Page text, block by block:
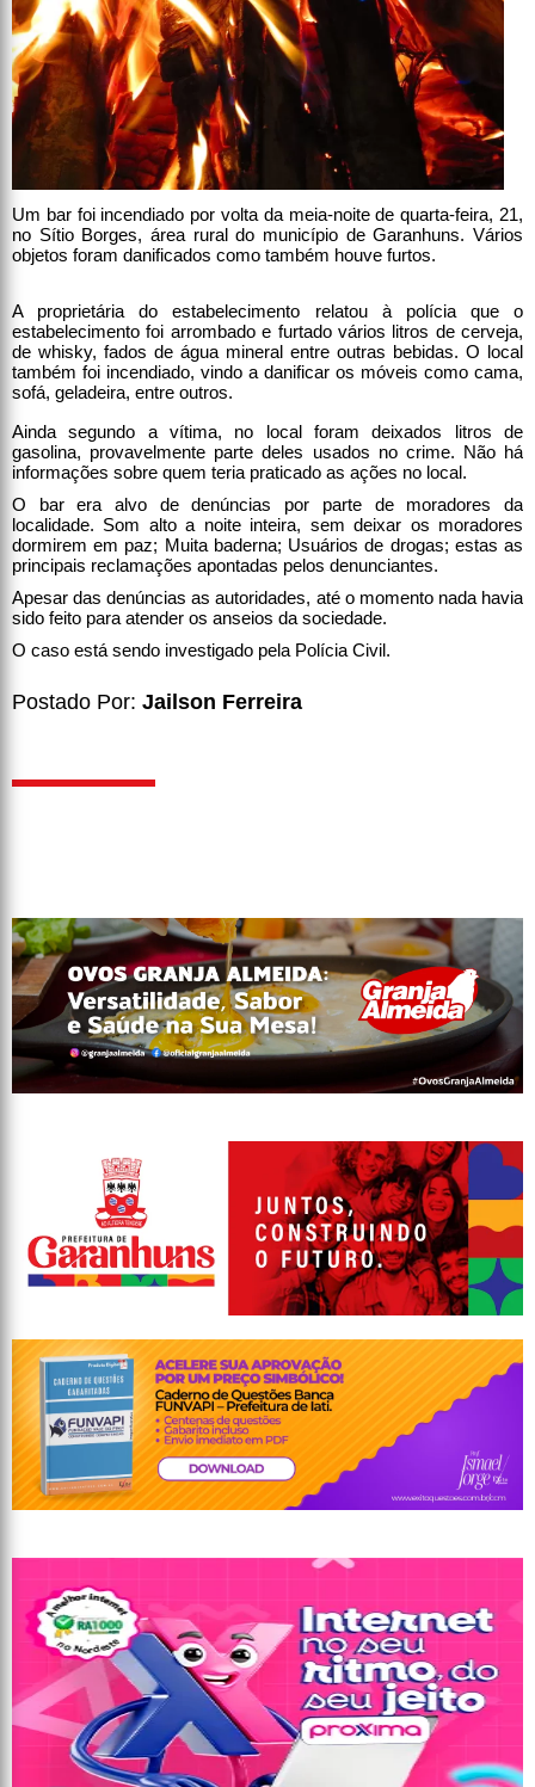
Um bar foi incendiado por volta da meia-noite de quarta-feira, 21,
no Sítio Borges, área rural do município de Garanhuns. Vários
objetos foram danificados como também houve furtos.
A proprietária do estabelecimento relatou à polícia que o
estabelecimento foi arrombado e furtado vários litros de cerveja,
de whisky, fados de água mineral entre outras bebidas. O local
também foi incendiado, vindo a danificar os móveis como cama,
sofá, geladeira, entre outros.
Ainda segundo a vítima, no local foram deixados litros de
gasolina, provavelmente parte deles usados no crime. Não há
informações sobre quem teria praticado as ações no local.
O bar era alvo de denúncias por parte de moradores da
localidade. Som alto a noite inteira, sem deixar os moradores
dormirem em paz; Muita baderna; Usuários de drogas; estas as
principais reclamações apontadas pelos denunciantes.
Apesar das denúncias as autoridades, até o momento nada havia
sido feito para atender os anseios da sociedade.
O caso está sendo investigado pela Polícia Civil.
Postado Por: Jailson Ferreira